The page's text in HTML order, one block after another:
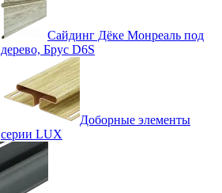
Сайдинг Дёке Монреаль под
дерево, Брус D6S
Доборные элементы
серии LUX